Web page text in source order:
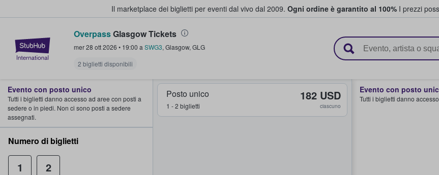
Il marketplace dei biglietti per eventi dal vivo dal 2009. Ogni ordine è garantito al 100% I prezzi
StubHub - Dove i fan comprano e vendono biglietti
OverpassGlasgow Tickets
mer 28 ott 2026 • 19:00 a SWG3, Glasgow, GLG
2 biglietti disponibili
Posto unico
1 - 2 biglietti
182 USD
ciascuno
Evento con posto
Tutti i biglietti danno
Evento con posto unico
Tutti i biglietti danno accesso ad aree con posti a
sedere o in piedi. Non ci sono posti a sedere
assegnati.
Numero di biglietti
1 2